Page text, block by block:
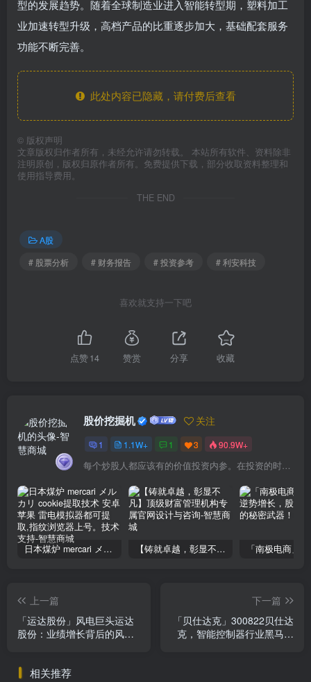
型的发展趋势。随着全球制造业进入智能转型期，塑料加工
业加速转型升级，高档产品的比重逐步加大，基础配套服务
功能不断完善。
此处内容已隐藏，请付费后查看
© 版权声明
文章版权归作者所有，未经允许请勿转载。 本站所有软件、资料除非
注明原创，版权归原作者所有。免费提供下载，部分收取资料整理和
使用指导费用。
THE END
A股
# 股票分析
# 财务报告 # 投资参考 # 利安科技
喜欢就支持一下吧
点赞14 赞赏 分享 收藏
股价挖掘机 关注
1 1.1W+ 1 3 90.9W+
每个炒股人都应该有的价值投资内参。在投资的时候，我们把自己看成是企业分析师——而不是市场分析师，也不是宏观经济分析师，更不是证券分析师。
日本煤炉 mercari メルカリ cookie提取技术 安卓 苹果 雷电模拟器都可提取,指纹浏览器上号。技术支持 【铸就卓越，彰显不凡】顶级财富管理机构专属官网设计与咨询
上一篇
「运达股份」风电巨头运达
股份：业绩增长背后的风险
下一篇
「贝仕达克」300822贝仕达
克，智能控制器行业黑马，
相关推荐